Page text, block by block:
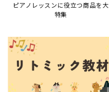
ピアノレッスンに役立つ商品を大
特集